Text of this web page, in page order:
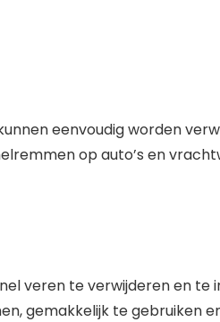
eenvoudig worden
op auto’s en
veren te verwijderen en
gemakkelijk te gebruiken